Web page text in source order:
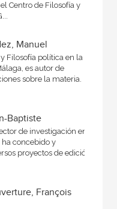
Centro de Filosofía y
Manuel
Filosofía política en la
es autor de
sobre la materia.
Baptiste
de investigación en
concebido y
proyectos de edició
François